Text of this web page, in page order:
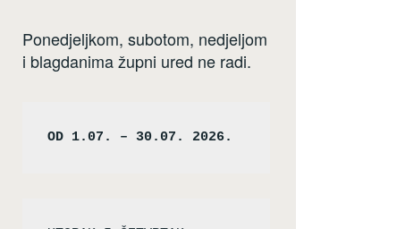
Ponedjeljkom, subotom, nedjeljom
i blagdanima župni ured ne radi.
OD 1.07. – 30.07. 2026.